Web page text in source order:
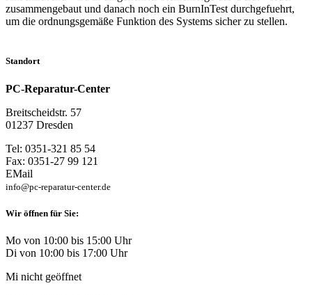
zusammengebaut und danach noch ein BurnInTest durchgefuehrt,
um die ordnungsgemäße Funktion des Systems sicher zu stellen.
Standort
PC-Reparatur-Center
Breitscheidstr. 57
01237 Dresden
Tel: 0351-321 85 54
Fax: 0351-27 99 121
EMail
info@pc-reparatur-center.de
Wir öffnen für Sie:
Mo von 10:00 bis 15:00 Uhr
Di von 10:00 bis 17:00 Uhr
Mi nicht geöffnet